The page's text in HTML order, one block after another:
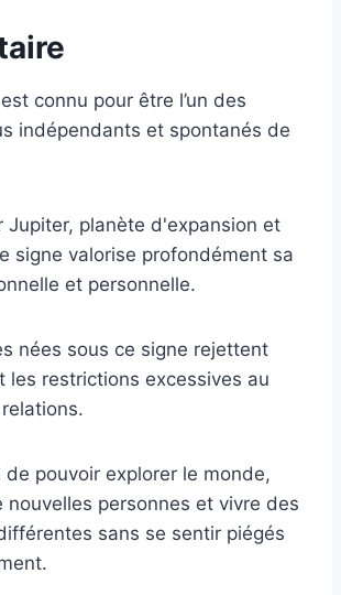
connu pour être l’un des
indépendants et spontanés de
Jupiter, planète d'expansion et
signe valorise profondément sa
et personnelle.
nées sous ce signe rejettent
les restrictions excessives au
de pouvoir explorer le monde,
nouvelles personnes et vivre des
sans se sentir piégés